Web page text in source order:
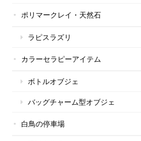
ポリマークレイ・天然石
ラピスラズリ
カラーセラピーアイテム
ボトルオブジェ
バッグチャーム型オブジェ
白鳥の停車場